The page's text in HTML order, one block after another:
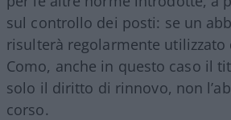
sul controllo dei posti: se un
risulterà regolarmente
Como, anche in questo caso il
solo il diritto di rinnovo, non
corso.